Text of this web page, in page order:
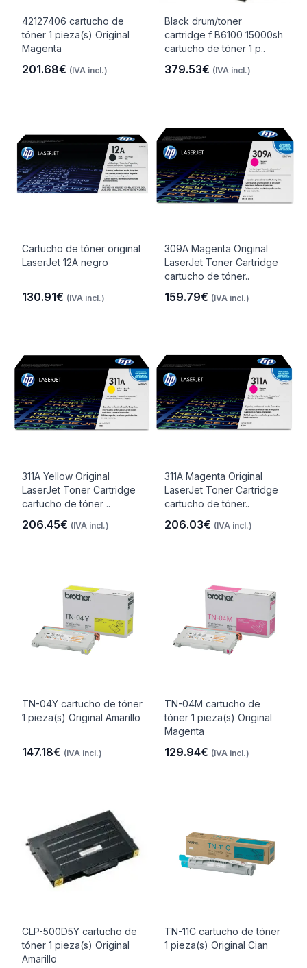
42127406 cartucho de
tóner 1 pieza(s) Original
Magenta
201.68€ (IVA incl.)
Black drum/toner
cartridge f B6100 15000sh
cartucho de tóner 1 p..
379.53€ (IVA incl.)
Cartucho de tóner original
LaserJet 12A negro
130.91€ (IVA incl.)
309A Magenta Original
LaserJet Toner Cartridge
cartucho de tóner..
159.79€ (IVA incl.)
311A Yellow Original
LaserJet Toner Cartridge
cartucho de tóner ..
206.45€ (IVA incl.)
311A Magenta Original
LaserJet Toner Cartridge
cartucho de tóner..
206.03€ (IVA incl.)
TN-04Y cartucho de tóner
1 pieza(s) Original Amarillo
147.18€ (IVA incl.)
TN-04M cartucho de
tóner 1 pieza(s) Original
Magenta
129.94€ (IVA incl.)
CLP-500D5Y cartucho de
tóner 1 pieza(s) Original
Amarillo
TN-11C cartucho de tóner
1 pieza(s) Original Cian